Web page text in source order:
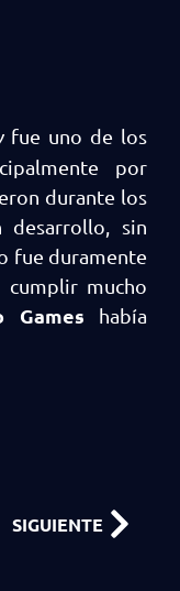
fue uno de los
por
durante los
sin
fue duramente
mucho
Games había
SIGUIENTE